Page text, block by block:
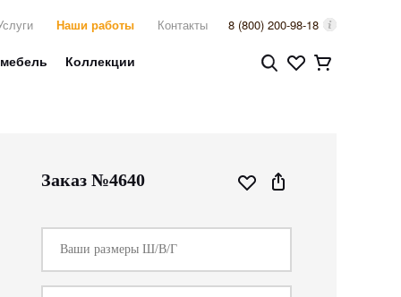
Наши работы Контакты 8 (800) 200-98-18
Коллекции
Заказ №4640